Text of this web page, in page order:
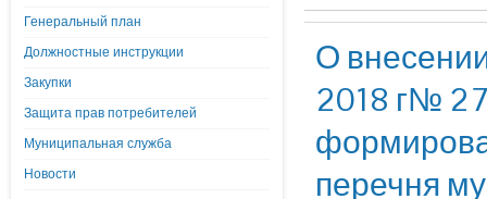
Генеральный план
Должностные инструкции
Закупки
Защита прав потребителей
Муниципальная служба
Новости
О
2018 г№
перечня